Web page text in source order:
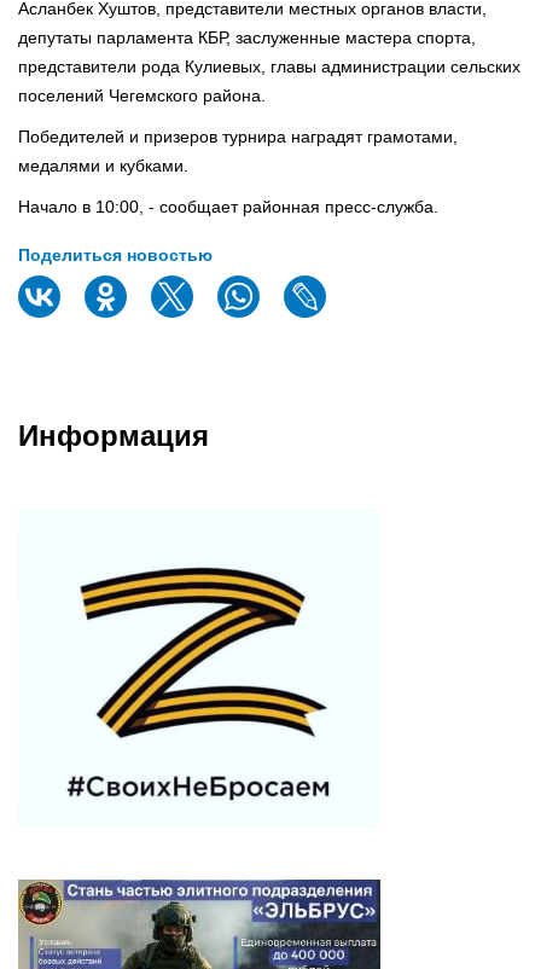
Асланбек Хуштов, представители местных органов власти,
депутаты парламента КБР, заслуженные мастера спорта,
представители рода Кулиевых, главы администрации сельских
поселений Чегемского района.
Победителей и призеров турнира наградят грамотами,
медалями и кубками.
Начало в 10:00, - сообщает районная пресс-служба.
Поделиться новостью
Информация